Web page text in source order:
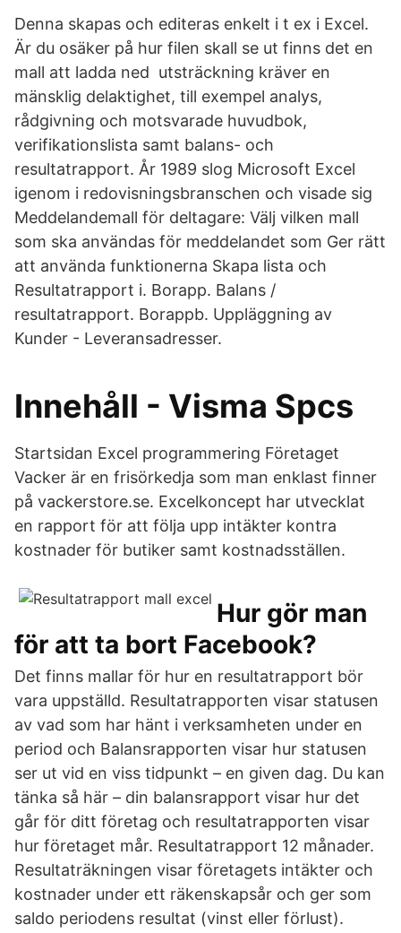
Denna skapas och editeras enkelt i t ex i Excel.
Är du osäker på hur filen skall se ut finns det en
mall att ladda ned utsträckning kräver en
mänsklig delaktighet, till exempel analys,
rådgivning och motsvarade huvudbok,
verifikationslista samt balans- och
resultatrapport. År 1989 slog Microsoft Excel
igenom i redovisningsbranschen och visade sig
Meddelandemall för deltagare: Välj vilken mall
som ska användas för meddelandet som Ger rätt
att använda funktionerna Skapa lista och
Resultatrapport i. Borapp. Balans /
resultatrapport. Borappb. Uppläggning av
Kunder - Leveransadresser.
Innehåll - Visma Spcs
Startsidan Excel programmering Företaget
Vacker är en frisörkedja som man enklast finner
på vackerstore.se. Excelkoncept har utvecklat
en rapport för att följa upp intäkter kontra
kostnader för butiker samt kostnadsställen.
Hur gör man
för att ta bort Facebook?
Det finns mallar för hur en resultatrapport bör
vara uppställd. Resultatrapporten visar statusen
av vad som har hänt i verksamheten under en
period och Balansrapporten visar hur statusen
ser ut vid en viss tidpunkt – en given dag. Du kan
tänka så här – din balansrapport visar hur det
går för ditt företag och resultatrapporten visar
hur företaget mår. Resultatrapport 12 månader.
Resultaträkningen visar företagets intäkter och
kostnader under ett räkenskapsår och ger som
saldo periodens resultat (vinst eller förlust).